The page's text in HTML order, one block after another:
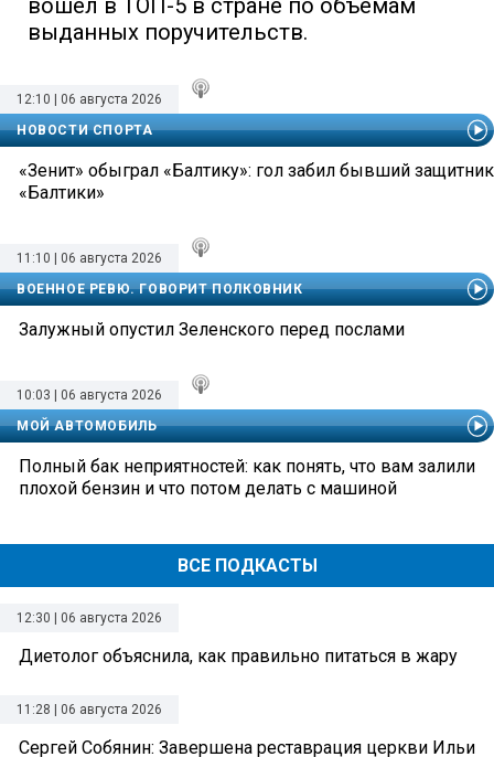
выданных поручительств.
ВСЕ ПОДКАСТЫ
12:10 | 06 августа 2026
НОВОСТИ СПОРТА
«Зенит» обыграл «Балтику»: гол забил бывший защитник
«Балтики»
11:10 | 06 августа 2026
ВОЕННОЕ РЕВЮ. ГОВОРИТ ПОЛКОВНИК
Залужный опустил Зеленского перед послами
10:03 | 06 августа 2026
МОЙ АВТОМОБИЛЬ
Полный бак неприятностей: как понять, что вам залили
плохой бензин и что потом делать с машиной
12:30 | 06 августа 2026
Диетолог объяснила, как правильно питаться в жару
11:28 | 06 августа 2026
Сергей Собянин: Завершена реставрация церкви Ильи